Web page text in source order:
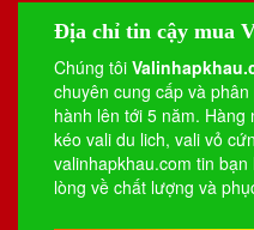
Địa chỉ tin cậy mua
Chúng tôi
chuyên cung cấp và phân
hành lên tới 5 năm.
kéo vali du lich, vali vỏ
valinhapkhau.com tin
lòng về chất lượng và